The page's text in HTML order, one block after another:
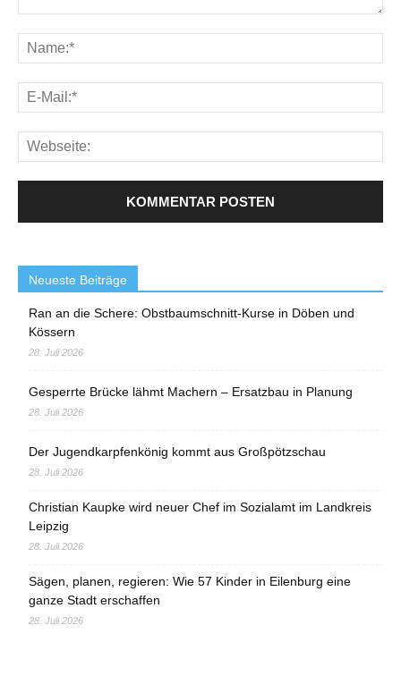
Neueste Beiträge
Ran an die Schere: Obstbaumschnitt-Kurse in Döben und
Kössern
28. Juli 2026
Gesperrte Brücke lähmt Machern – Ersatzbau in Planung
28. Juli 2026
Der Jugendkarpfenkönig kommt aus Großpötzschau
28. Juli 2026
Christian Kaupke wird neuer Chef im Sozialamt im Landkreis
Leipzig
28. Juli 2026
Sägen, planen, regieren: Wie 57 Kinder in Eilenburg eine
ganze Stadt erschaffen
28. Juli 2026